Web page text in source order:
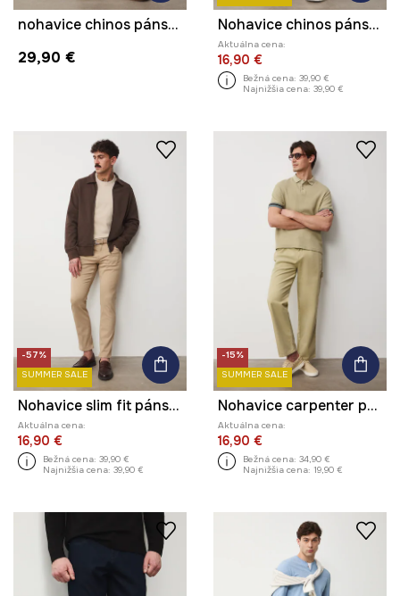
nohavice chinos pánske s ľanom
29,90 €
Nohavice chinos pánske s viskózou
Aktuálna cena:
16,90 €
Bežná cena: 39,90 €
Najnižšia cena: 39,90 €
-57%
SUMMER SALE
Nohavice slim fit pánske bavlnené s elastanom
Aktuálna cena:
16,90 €
Bežná cena: 39,90 €
Najnižšia cena: 39,90 €
-15%
SUMMER SALE
Nohavice carpenter pánske bavlnené
Aktuálna cena:
16,90 €
Bežná cena: 34,90 €
Najnižšia cena: 19,90 €